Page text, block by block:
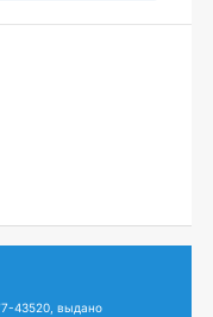
43520, выдано